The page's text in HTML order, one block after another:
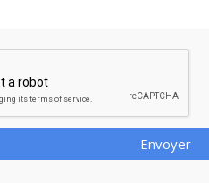
Envoyer